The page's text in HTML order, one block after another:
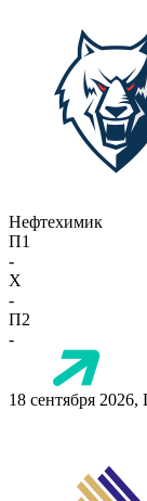
Нефтехимик
П1
-
X
-
П2
-
18 сентября 2026,